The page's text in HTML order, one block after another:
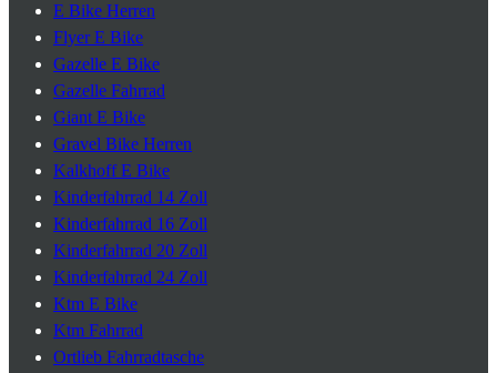
E Bike Herren
Flyer E Bike
Gazelle E Bike
Gazelle Fahrrad
Giant E Bike
Gravel Bike Herren
Kalkhoff E Bike
Kinderfahrrad 14 Zoll
Kinderfahrrad 16 Zoll
Kinderfahrrad 20 Zoll
Kinderfahrrad 24 Zoll
Ktm E Bike
Ktm Fahrrad
Ortlieb Fahrradtasche